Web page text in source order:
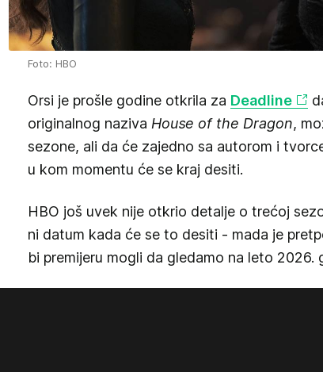
Foto: HBO
Orsi je prošle godine otkrila za Deadline
originalnog naziva House of the Dragon,
sezone, ali da će zajedno sa autorom i
u kom momentu će se kraj desiti.
HBO još uvek nije otkrio detalje o trećoj
ni datum kada će se to desiti - mada je
bi premijeru mogli da gledamo na leto 2026.